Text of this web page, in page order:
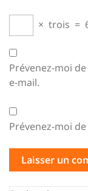
× trois =
Prévenez-moi
e-mail.
Prévenez-moi